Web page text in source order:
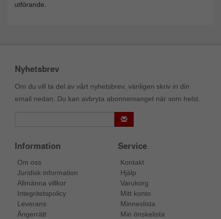
utförande.
Nyhetsbrev
Om du vill ta del av vårt nyhetsbrev, vänligen skriv in din
email nedan. Du kan avbryta abonnemanget när som helst.
Information
Om oss
Juridisk information
Allmänna villkor
Integritetspolicy
Leverans
Ångerrätt
Service
Kontakt
Hjälp
Varukorg
Mitt konto
Minneslista
Min önskelista